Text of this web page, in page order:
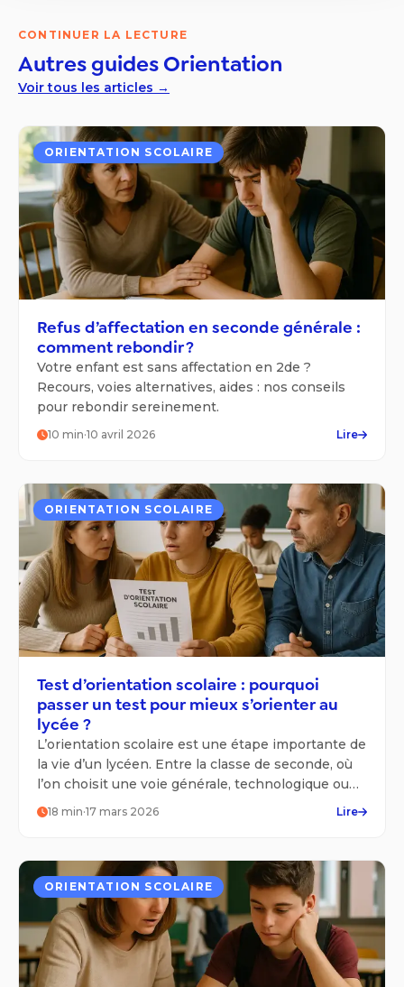
CONTINUER LA LECTURE
Autres guidesOrientation
Voir tous les articles →
ORIENTATION SCOLAIRE
Refus d’affectation en seconde générale :
comment rebondir ?
Votre enfant est sans affectation en 2de ?
Recours, voies alternatives, aides : nos conseils
pour rebondir sereinement.
10 min·10 avril 2026 Lire
ORIENTATION SCOLAIRE
Test d’orientation scolaire : pourquoi
passer un test pour mieux s’orienter au
lycée ?
L’orientation scolaire est une étape importante de
la vie d’un lycéen. Entre la classe de seconde, où
l’on choisit une voie générale, technologique ou
professionnelle, la première et la terminale, où il
confronté à des décisions importantes pour son
avenir.
18 min·17 mars 2026 Lire
ORIENTATION SCOLAIRE